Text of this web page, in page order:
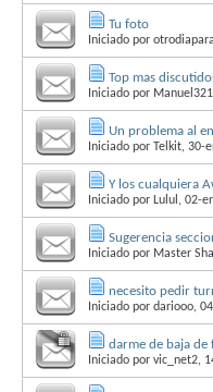
Tu foto
Iniciado por
Top mas
Iniciado por Manuel321
Un problema al
Iniciado por Telkit, 30-
Y los cualquiera
Iniciado por Lulul , 02-
Sugerencia
Iniciado por Master
necesito pedir
Iniciado por dariooo,
darme de baja
Iniciado por vic_net2,